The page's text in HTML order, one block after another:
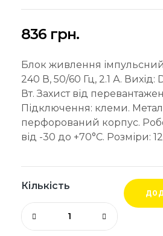
836 грн.
Блок живлення
240 В, 50/60 Гц, 2.1 А. Вихід:
Вт. Захист від
Підключення: клеми.
перфорований корпус.
від -30 до +70°C. Розміри:
Кількість